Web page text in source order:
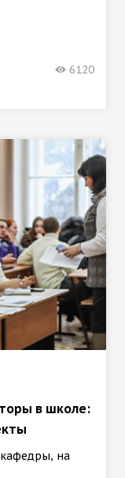
6120
в школе:
кафедры, на